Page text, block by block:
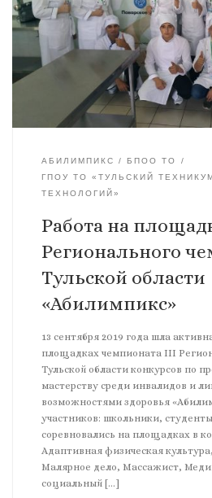
АБИЛИМПИКС
БПОО ТО
ГПОУ ТО «ТУЛЬСКИЙ
ТЕХНОЛОГИЙ»
Работа на
Регионального
Тульской области
«Абилимпикс»
13 сентября 2019 года шла
площадках чемпионата III
Тульской области конкурсов по
мастерству среди инвалидов и
возможностями здоровья
участников: школьники,
соревновались на площадках в
Адаптивная физическая
Малярное дело, Массажист,
социальный […]